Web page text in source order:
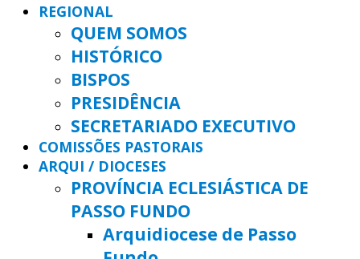
REGIONAL
QUEM SOMOS
HISTÓRICO
BISPOS
PRESIDÊNCIA
SECRETARIADO EXECUTIVO
COMISSÕES PASTORAIS
ARQUI / DIOCESES
PROVÍNCIA ECLESIÁSTICA DE
PASSO FUNDO
Arquidiocese de Passo